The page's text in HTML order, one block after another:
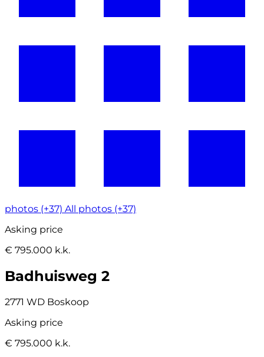
photos (+37) All photos (+37)
Asking price
€ 795.000 k.k.
Badhuisweg 2
2771 WD Boskoop
Asking price
€ 795.000 k.k.